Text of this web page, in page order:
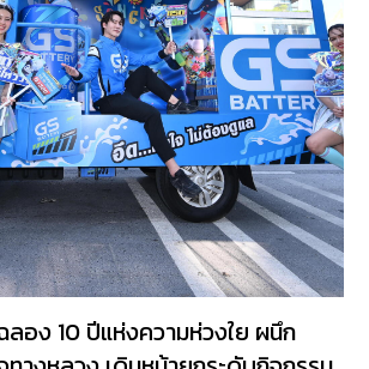
ลอง 10 ปีแห่งความห่วงใย ผนึก